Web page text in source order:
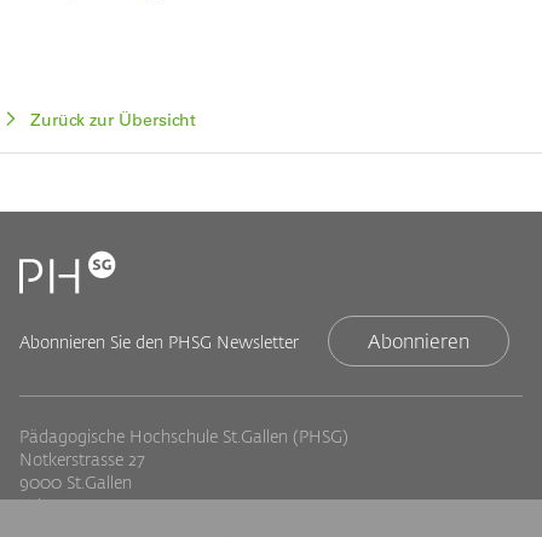
Zurück zur Übersicht
Abonnieren Sie den PHSG Newsletter Abonnieren
Pädagogische Hochschule St.Gallen (PHSG)
Notkerstrasse 27
9000 St.Gallen
Tel. +41 71 243 94 00